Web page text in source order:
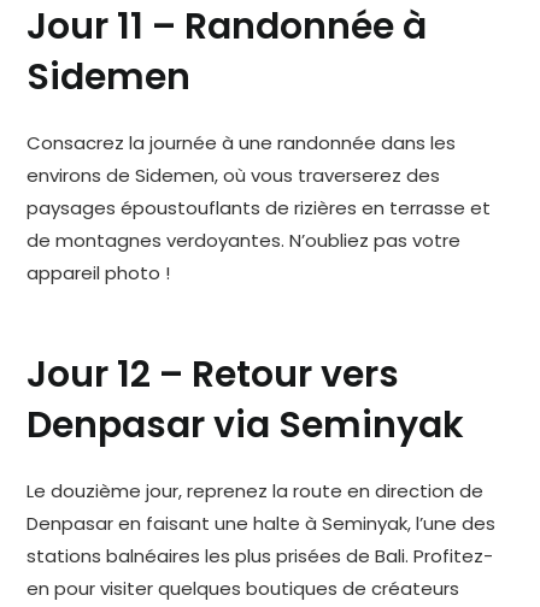
Jour 11 – Randonnée à
Sidemen
Consacrez la journée à une randonnée dans les
environs de Sidemen, où vous traverserez des
paysages époustouflants de rizières en terrasse et
de montagnes verdoyantes. N’oubliez pas votre
appareil photo !
Jour 12 – Retour vers
Denpasar via Seminyak
Le douzième jour, reprenez la route en direction de
Denpasar en faisant une halte à Seminyak, l’une des
stations balnéaires les plus prisées de Bali. Profitez-
en pour visiter quelques boutiques de créateurs